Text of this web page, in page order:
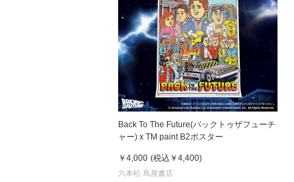
Back To The Future(バックトゥザフューチ
ャー) x TM paint B2ポスター
￥4,000 (税込 ￥4,400)
六本松 蔦屋書店